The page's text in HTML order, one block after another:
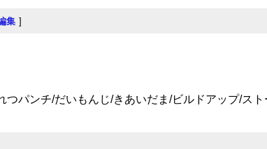
集 ]
つパンチ/だいもんじ/きあいだま/ビルドアップ/